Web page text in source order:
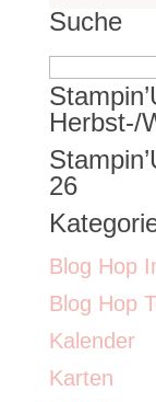
Suche
Suchen
nach:
Herbst-/
26
Blog Hop
Blog Hop
Kalender
Karten